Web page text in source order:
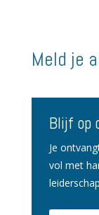
Meld je
Blijf op
Je
vol met